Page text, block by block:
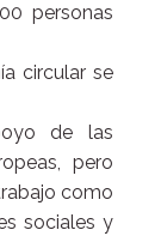
personas
circular se
de las
pero
como
sociales y